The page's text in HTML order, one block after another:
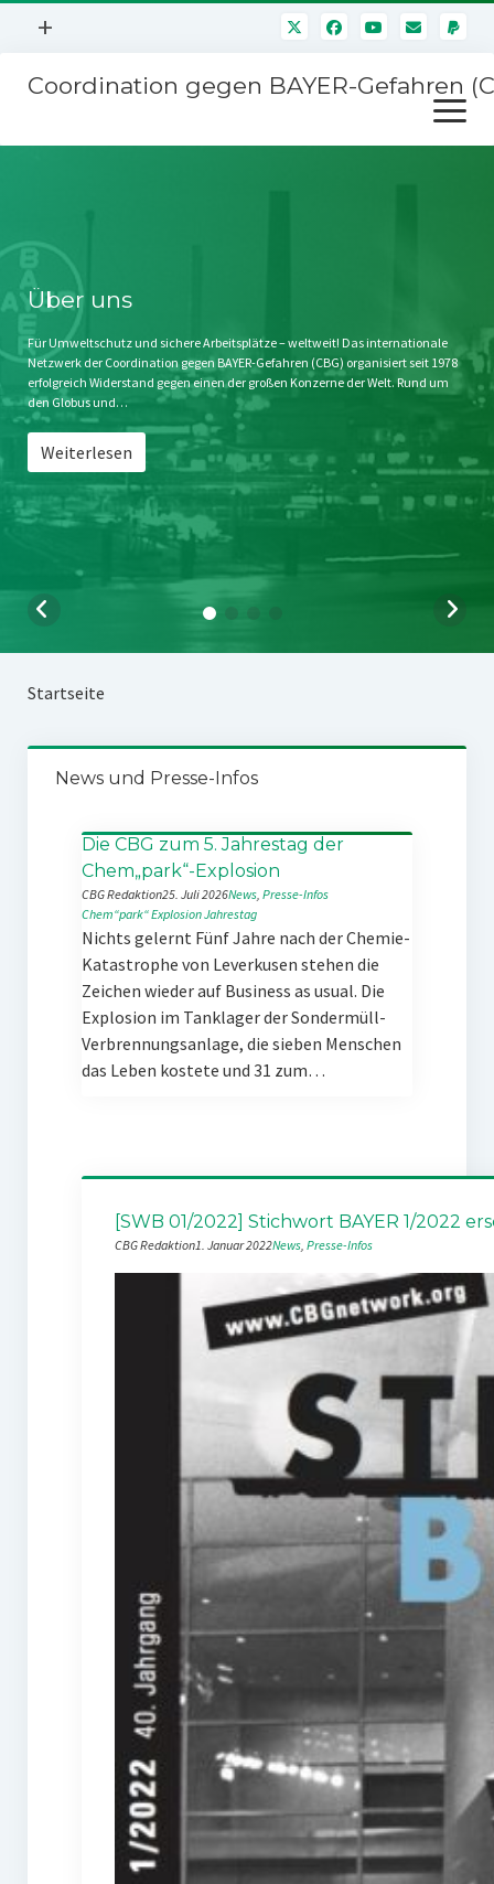
Menü
+
Mitmachen
Kontakt
Impressum
Störfälle
Coordination gegen BAYER-Gefahren
Menü
öffnen
Stichwort BAYER
Jahrestagung
SPENDEN
Über uns
Für Umweltschutz und sichere Arbeitsplätze – weltweit! Das internationale
Netzwerk der Coordination gegen BAYER-Gefahren (CBG) organisiert seit 1978
erfolgreich Widerstand gegen einen der großen Konzerne der Welt. Rund um
den Globus und…
Weiterlesen
Startseite
News und Presse-Infos
Die CBG zum 5. Jahrestag der
Chem„park“-Explosion
CBG Redaktion25. Juli 2026News, Presse-Infos
Chem“park“ExplosionJahrestag
Nichts gelernt Fünf Jahre nach der Chemie-
Katastrophe von Leverkusen stehen die
Zeichen wieder auf Business as usual. Die
Explosion im Tanklager der Sondermüll-
Verbrennungsanlage, die sieben Menschen
das Leben kostete und 31 zum…
[SWB 01/2022] Stichwort BAYER 1/2022
CBG Redaktion1. Januar 2022News, Presse-Infos